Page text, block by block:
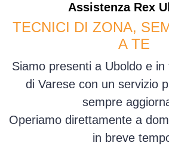
Assistenza Rex
TECNICI DI ZONA,
A TE
Siamo presenti a Uboldo e
di Varese con un servizio
sempre
Operiamo direttamente a
in breve